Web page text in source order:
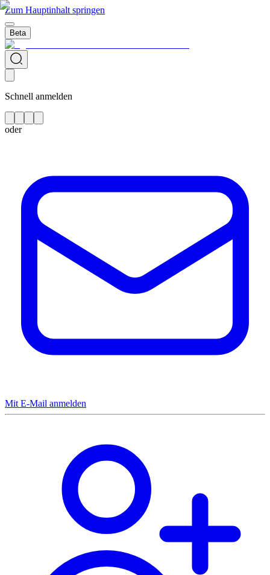
Zum Hauptinhalt springen
Beta
Schnell anmelden
oder
Mit E-Mail anmelden